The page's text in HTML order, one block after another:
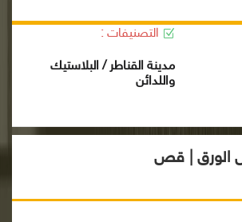
التصنيفات :
مدينة القناطر / البلاستيك
واللدائن
الورق | قص